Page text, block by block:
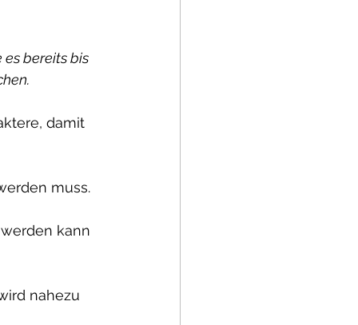
bereits bis
damit
muss.
kann
nahezu